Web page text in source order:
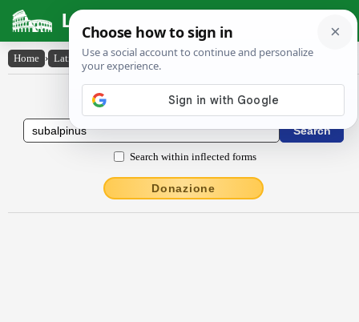
Latin Dictionary
Home › Latin-English › sŭbalpīnus
Latin to English Dictionary
Search within inflected forms
Donazione